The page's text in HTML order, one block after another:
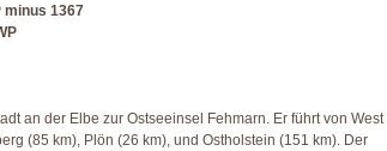
1367
WP
an der Elbe zur Ostseeinsel Fehmarn. Er führt von West
(85 km), Plön (26 km), und Ostholstein (151 km). Der